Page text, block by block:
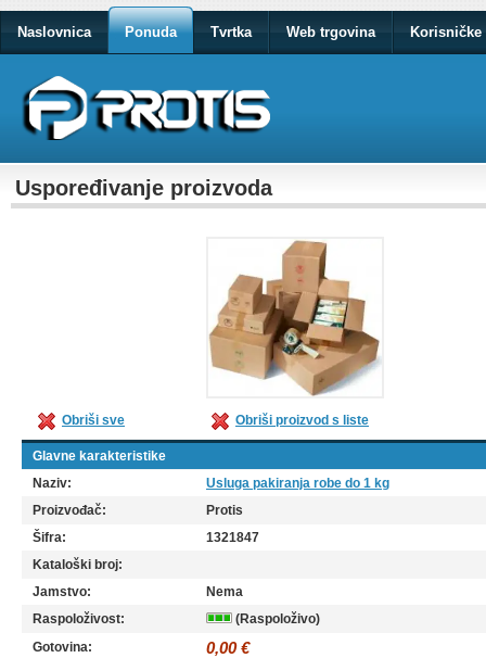
Naslovnica Ponuda Tvrtka Web trgovina Korisničke
Uspoređivanje proizvoda
Obriši sve Obriši proizvod s liste
Glavne karakteristike
Naziv:
Usluga pakiranja robe do 1 kg
Proizvođač:
Protis
Šifra:
1321847
Kataloški broj:
Jamstvo:
Nema
Raspoloživost:
(Raspoloživo)
Gotovina:
0,00 €